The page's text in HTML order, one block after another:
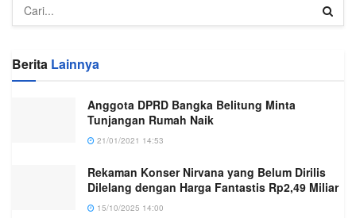
Berita Lainnya
Anggota DPRD Bangka Belitung Minta
Tunjangan Rumah Naik
21/01/2021 14:53
Rekaman Konser Nirvana yang Belum Dirilis
Dilelang dengan Harga Fantastis Rp2,49 Miliar
15/10/2025 14:00